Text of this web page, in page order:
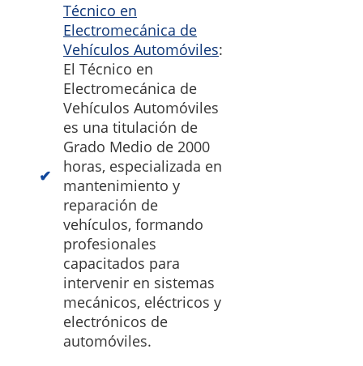
Técnico en
Electromecánica de
Vehículos Automóviles:
El Técnico en
Electromecánica de
Vehículos Automóviles
es una titulación de
Grado Medio de 2000
horas, especializada en
mantenimiento y
reparación de
vehículos, formando
profesionales
capacitados para
intervenir en sistemas
mecánicos, eléctricos y
electrónicos de
automóviles.